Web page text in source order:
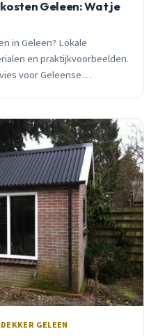
Geleen: Wat je
in Geleen? Lokale
en praktijkvoorbeelden.
voor Geleense
GELEEN